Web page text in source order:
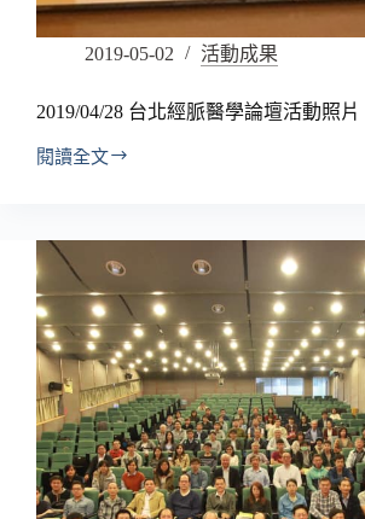
2019-05-02 活動成果
2019/04/28 台北經脈醫學論壇活動照片
閱讀全文